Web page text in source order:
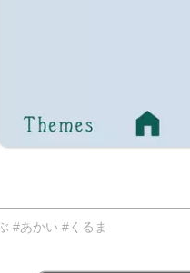
#あかい #くるま